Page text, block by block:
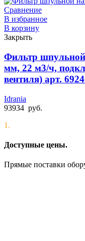
Сравнение
В избранное
В корзину
Закрыть
Фильтр
мм, 22 м3/ч,
вентиля) арт.
Idrania
93934 руб.
1.
Доступные цены.
Прямые поставки